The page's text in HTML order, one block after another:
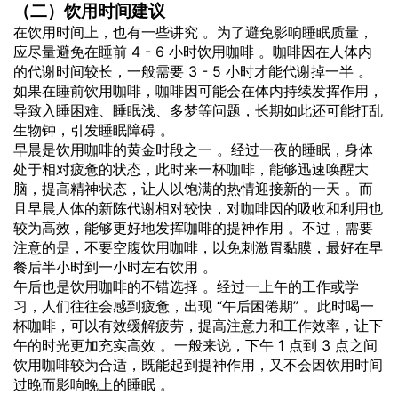
（二）饮用时间建议
在饮用时间上，也有一些讲究 。为了避免影响睡眠质量，
应尽量避免在睡前 4 - 6 小时饮用咖啡 。咖啡因在人体内
的代谢时间较长，一般需要 3 - 5 小时才能代谢掉一半 。
如果在睡前饮用咖啡，咖啡因可能会在体内持续发挥作用，
导致入睡困难、睡眠浅、多梦等问题，长期如此还可能打乱
生物钟，引发睡眠障碍 。
早晨是饮用咖啡的黄金时段之一 。经过一夜的睡眠，身体
处于相对疲惫的状态，此时来一杯咖啡，能够迅速唤醒大
脑，提高精神状态，让人以饱满的热情迎接新的一天 。而
且早晨人体的新陈代谢相对较快，对咖啡因的吸收和利用也
较为高效，能够更好地发挥咖啡的提神作用 。不过，需要
注意的是，不要空腹饮用咖啡，以免刺激胃黏膜，最好在早
餐后半小时到一小时左右饮用 。
午后也是饮用咖啡的不错选择 。经过一上午的工作或学
习，人们往往会感到疲惫，出现 “午后困倦期” 。此时喝一
杯咖啡，可以有效缓解疲劳，提高注意力和工作效率，让下
午的时光更加充实高效 。一般来说，下午 1 点到 3 点之间
饮用咖啡较为合适，既能起到提神作用，又不会因饮用时间
过晚而影响晚上的睡眠 。